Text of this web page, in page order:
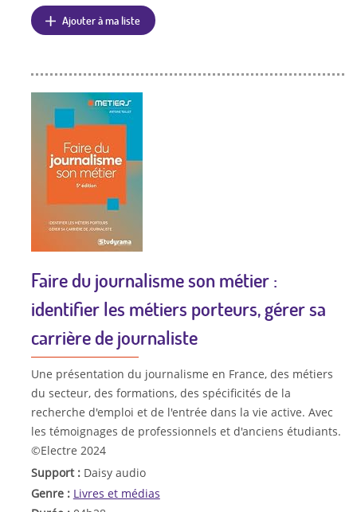
Ajouter à ma liste
Faire du journalisme son métier :
identifier les métiers porteurs, gérer sa
carrière de journaliste
Une présentation du journalisme en France, des métiers
du secteur, des formations, des spécificités de la
recherche d'emploi et de l'entrée dans la vie active. Avec
les témoignages de professionnels et d'anciens étudiants.
©Electre 2024
Support : Daisy audio
Genre : Livres et médias